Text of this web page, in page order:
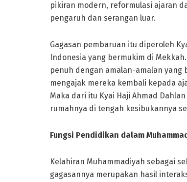
pikiran modern, reformulasi ajaran
pengaruh dan serangan luar.
Gagasan pembaruan itu diperoleh
Indonesia yang bermukim di
penuh dengan amalan-amalan
mengajak mereka kembali kepada
Maka dari itu Kyai Haji Ahmad
rumahnya di tengah kesibukannya
Fungsi Pendidikan dalam
Kelahiran Muhammadiyah sebagai
gagasannya merupakan hasil